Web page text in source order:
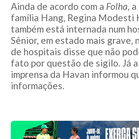
Ainda de acordo com a Folha,
família Hang, Regina Modesti
também está internada num
Sênior, em estado mais grave,
de hospitais disse que não
fato por questão de sigilo. Já
imprensa da Havan informou
informações.